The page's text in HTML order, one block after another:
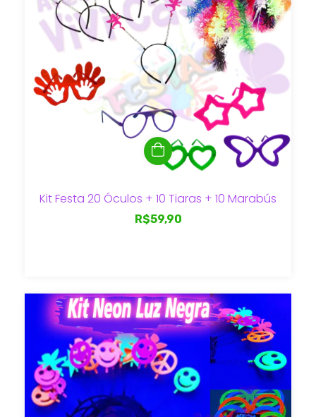
Kit Festa 20 Óculos + 10 Tiaras + 10 Marabús
R$59,90